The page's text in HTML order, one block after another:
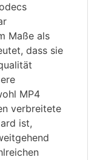
Maße als
dass sie
MP4
verbreitete
ist,